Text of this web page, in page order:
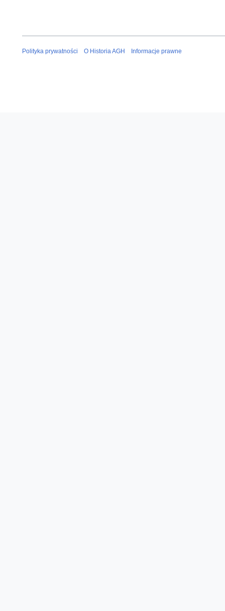
Polityka prywatności O Historia AGH Informacje prawne